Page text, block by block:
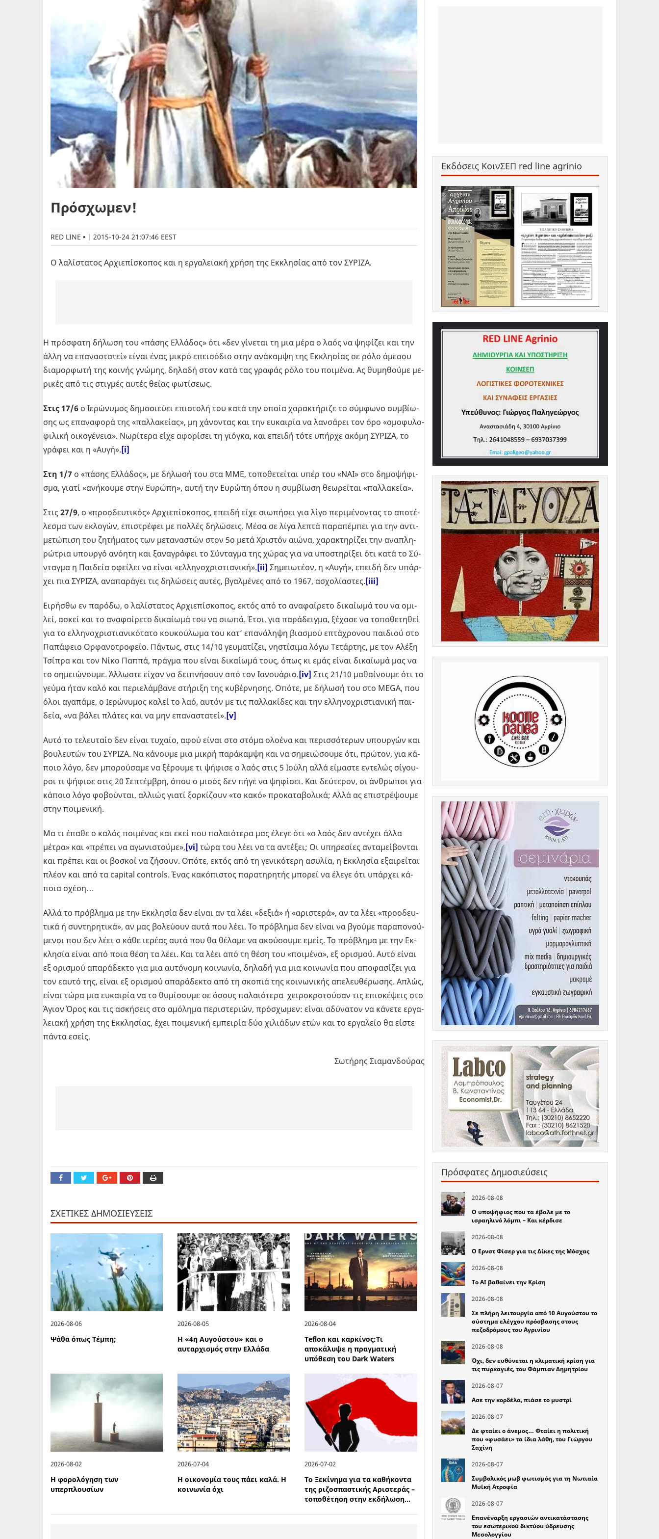
Πρόσχωμεν!
RED LINE | 2015-10-24 21:07:46 EEST
Ο λαλίστατος Αρχιεπίσκοπος και η εργαλειακή χρήση της Εκκλησίας από τον ΣΥΡΙΖΑ.
Η πρό­σφα­τη δή­λω­ση του «πάσης Ελ­λά­δος» ότι «δεν γί­νε­ται τη μια μέρα ο λαός να ψη­φί­ζει και την
άλλη να επα­να­στα­τεί» είναι ένας μικρό επει­σό­διο στην ανά­καμ­ψη της Εκ­κλη­σί­ας σε ρόλο άμε­σου
δια­μορ­φω­τή της κοι­νής γνώ­μης, δη­λα­δή στον κατά τας γρα­φάς ρόλο του ποι­μέ­να. Ας θυ­μη­θού­με με­
ρι­κές από τις στιγ­μές αυτές θείας φω­τί­σε­ως.
Στις 17/6 ο Ιε­ρώ­νυ­μος δη­μο­σιεύ­ει επι­στο­λή του κατά την οποία χα­ρα­κτή­ρι­ζε το σύμ­φω­νο συμ­βί­ω­
σης ως επα­να­φο­ρά της «παλ­λα­κεί­ας», μη χά­νο­ντας και την ευ­και­ρία να λαν­σά­ρει τον όρο «ομο­φυ­λο­
φι­λι­κή οι­κο­γέ­νεια». Νω­ρί­τε­ρα είχε αφο­ρί­σει τη γιό­γκα, και επει­δή τότε υπήρ­χε ακόμη ΣΥ­ΡΙ­ΖΑ, το
γρά­φει και η «Αυγή».[i]
Στη 1/7 ο «πάσης Ελ­λά­δος», με δή­λω­σή του στα ΜΜΕ, το­πο­θε­τεί­ται υπέρ του «ΝΑΙ» στο δη­μο­ψή­φι­
σμα, γιατί «ανή­κου­με στην Ευ­ρώ­πη», αυτή την Ευ­ρώ­πη όπου η συμ­βί­ω­ση θε­ω­ρεί­ται «παλ­λα­κεία».
Στις27/9, ο «προ­ο­δευ­τι­κός» Αρ­χιε­πί­σκο­πος, επει­δή είχε σιω­πή­σει για λίγο πε­ρι­μέ­νο­ντας το απο­τέ­
λε­σμα των εκλο­γών, επι­στρέ­φει με πολ­λές δη­λώ­σεις. Μέσα σε λίγα λεπτά πα­ρα­πέ­μπει για την αντι­
με­τώ­πι­ση του ζη­τή­μα­τος των με­τα­να­στών στον 5ο μετά Χρι­στόν αιώνα, χα­ρα­κτη­ρί­ζει την ανα­πλη­
ρώ­τρια υπουρ­γό ανό­η­τη και ξα­να­γρά­φει το Σύ­νταγ­μα της χώρας για να υπο­στη­ρί­ξει ότι κατά το Σύ­
νταγ­μα η Παι­δεία οφεί­λει να είναι «ελ­λη­νο­χρι­στια­νι­κή».[ii] Ση­μειω­τέ­ον, η «Αυγή», επει­δή δεν υπάρ­
χει πια ΣΥ­ΡΙ­ΖΑ, ανα­πα­ρά­γει τις δη­λώ­σεις αυτές, βγαλ­μέ­νες από το 1967, ασχο­λί­α­στες.[iii]
Ει­ρή­σθω εν πα­ρό­δω, ο λα­λί­στα­τος Αρ­χιε­πί­σκο­πος, εκτός από το ανα­φαί­ρε­το δι­καί­ω­μά του να ομι­
λεί, ασκεί και το ανα­φαί­ρε­το δι­καί­ω­μά του να σιωπά. Έτσι, για πα­ρά­δειγ­μα, ξέ­χα­σε να το­πο­θε­τη­θεί
για το ελ­λη­νο­χρι­στια­νι­κό­τα­το κου­κού­λω­μα του κατ’ επα­νά­λη­ψη βια­σμού επτά­χρο­νου παι­διού στο
Πα­πά­φειο Ορ­φα­νο­τρο­φείο. Πά­ντως, στις 14/10 γευ­μα­τί­ζει, νη­στί­σι­μα λόγω Τε­τάρ­της, με τον Αλέξη
Τσί­πρα και τον Νίκο Παππά, πράγ­μα που είναι δι­καί­ω­μά τους, όπως κι εμάς είναι δι­καί­ω­μά μας να
το ση­μειώ­νου­με. Άλ­λω­στε είχαν να δει­πνή­σουν από τον Ια­νουά­ριο.[iv] Στις 21/10 μα­θαί­νου­με ότι το
γεύμα ήταν καλό και πε­ριε­λάμ­βα­νε στή­ρι­ξη της κυ­βέρ­νη­σης. Οπότε, με δή­λω­σή του στο MEGA, που
όλοι αγα­πά­με, ο Ιε­ρώ­νυ­μος καλεί το λαό, αυτόν με τις παλ­λα­κί­δες και την ελ­λη­νο­χρι­στια­νι­κή παι­
δεία, «να βάλει πλά­τες και να μην επα­να­στα­τεί».[v]
Αυτό το τε­λευ­ταίο δεν είναι τυ­χαίο, αφού είναι στο στόμα ολο­έ­να και πε­ρισ­σό­τε­ρων υπουρ­γών και
βου­λευ­τών του ΣΥ­ΡΙ­ΖΑ. Να κά­νου­με μια μικρή πα­ρά­καμ­ψη και να ση­μειώ­σου­με ότι, πρώ­τον, για κά­
ποιο λόγο, δεν μπο­ρού­σα­με να ξέ­ρου­με τι ψή­φι­σε ο λαός στις 5 Ιούλη αλλά εί­μα­στε εντε­λώς σί­γου­
ροι τι ψή­φι­σε στις 20 Σε­πτέμ­βρη, όπου ο μισός δεν πήγε να ψη­φί­σει. Και δεύ­τε­ρον, οι άν­θρω­ποι για
κά­ποιο λόγο φο­βού­νται, αλ­λιώς γιατί ξορ­κί­ζουν «το κακό» προ­κα­τα­βο­λι­κά; Αλλά ας επι­στρέ­ψου­με
στην ποι­με­νι­κή.
Μα τι έπαθε ο καλός ποι­μέ­νας και εκεί που πα­λαιό­τε­ρα μας έλεγε ότι «ο λαός δεν αντέ­χει άλλα
μέτρα» και «πρέ­πει να αγω­νι­στού­με»,[vi] τώρα του λέει να τα αντέ­ξει; Οι υπη­ρε­σί­ες αντα­μεί­βο­νται
και πρέ­πει και οι βο­σκοί να ζή­σουν. Οπότε, εκτός από τη γε­νι­κό­τε­ρη ασυ­λία, η Εκ­κλη­σία εξαι­ρεί­ται
πλέον και από τα capital controls. Ένας κα­κό­πι­στος πα­ρα­τη­ρη­τής μπο­ρεί να έλεγε ότι υπάρ­χει κά­
ποια σχέση…
Αλλά το πρό­βλη­μα με την Εκ­κλη­σία δεν είναι αν τα λέει «δεξιά» ή «αρι­στε­ρά», αν τα λέει «προ­ο­δευ­
τι­κά ή συ­ντη­ρη­τι­κά», αν μας βο­λεύ­ουν αυτά που λέει. Το πρό­βλη­μα δεν είναι να βγού­με πα­ρα­πο­νού­
με­νοι που δεν λέει ο κάθε ιε­ρέ­ας αυτά που θα θέ­λα­με να ακού­σου­με εμείς. Το πρό­βλη­μα με την Εκ­
κλη­σία είναι από ποια θέση τα λέει. Και τα λέει από τη θέση του «ποι­μέ­να», εξ ορι­σμού. Αυτό είναι
εξ ορι­σμού απα­ρά­δε­κτο για μια αυ­τό­νο­μη κοι­νω­νία, δη­λα­δή για μια κοι­νω­νία που απο­φα­σί­ζει για
τον εαυτό της, είναι εξ ορι­σμού απα­ρά­δε­κτο από τη σκο­πιά της κοι­νω­νι­κής απε­λευ­θέ­ρω­σης. Απλώς,
είναι τώρα μια ευ­και­ρία να το θυ­μί­σου­με σε όσους πα­λαιό­τε­ρα χει­ρο­κρο­τού­σαν τις επι­σκέ­ψεις στο
Άγιον Όρος και τις ασκή­σεις στο αμό­λη­μα πε­ρι­στε­ριών, πρό­σχω­μεν: είναι αδύ­να­τον να κά­νε­τε ερ­γα­
λεια­κή χρήση της Εκ­κλη­σί­ας, έχει ποι­με­νι­κή εμπει­ρία δύο χι­λιά­δων ετών και το ερ­γα­λείο θα είστε
πάντα εσείς.
Σωτήρης Σιαμανδούρας
ΣΧΕΤΙΚΕΣ ΔΗΜΟΣΙΕΥΣΕΙΣ
2026-08-06
Ψάθα όπως Τέμπη;
2026-08-05
Η «4η Αυγούστου» και ο
αυταρχισμός στην Ελλάδα
2026-08-04
Teflon και καρκίνος:Τι
αποκάλυψε η πραγματική
υπόθεση του Dark Waters
2026-08-02
Η φορολόγηση των
υπερπλουσίων
2026-07-04
Η οικονομία τους πάει καλά. Η
κοινωνία όχι
2026-07-02
Το Ξεκίνημα για τα καθήκοντα
της ριζοσπαστικής Αριστεράς –
τοποθέτηση στην εκδήλωση...
Εκδόσεις ΚοινΣΕΠ red line agrinio
Πρόσφατες Δημοσιεύσεις
2026-08-08
Ο υποψήφιος που τα έβαλε με το
ισραηλινό λόμπι – Και κέρδισε
2026-08-08
Ο Ερνστ Φίσερ για τις Δίκες της Μόσχας
2026-08-08
Το ΑΙ βαθαίνει την Κρίση
2026-08-08
Σε πλήρη λειτουργία από 10 Αυγούστου το
σύστημα ελέγχου πρόσβασης στους
πεζοδρόμους του Αγρινίου
2026-08-08
Όχι, δεν ευθύνεται η κλιματική κρίση για
τις πυρκαγιές, του Φάμπιαν Δημητρίου
2026-08-07
Ασε την κορδέλα, πιάσε το μυστρί
2026-08-07
Δε φταίει ο άνεμος… Φταίει η πολιτική
που «φυσάει» τα ίδια λάθη, του Γιώργου
Σαχίνη
2026-08-07
Συμβολικός μωβ φωτισμός για τη Νωτιαία
Μυϊκή Ατροφία
2026-08-07
Επανέναρξη εργασιών αντικατάστασης
του εσωτερικού δικτύου ύδρευσης
Μεσολογγίου